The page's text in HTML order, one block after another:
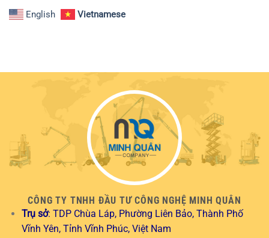
English Vietnamese
CÔNG TY TNHH ĐẦU TƯ CÔNG NGHỆ MINH QUÂN
Trụ sở: TDP Chùa Láp, Phường Liên Bảo, Thành Phố
Vĩnh Yên, Tỉnh Vĩnh Phúc, Việt Nam